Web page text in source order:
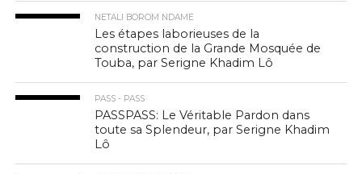
NETALI BOROM NDAME
Les étapes laborieuses de la
construction de la Grande Mosquée de
Touba, par Serigne Khadim Lô
PASS - PASS
PASSPASS: Le Véritable Pardon dans
toute sa Splendeur, par Serigne Khadim
Lô